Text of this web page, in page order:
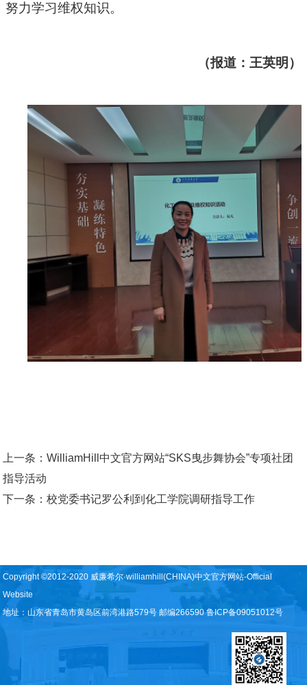
努力学习维权知识。
（报道：王英明）
上一条：WilliamHill中文官方网站“SKS曳步舞协会”专项社团
指导活动
下一条：校党委书记罗公利到化工学院调研指导工作
Copyright ©2012-2020 威廉希尔·williamhill(CHINA)中文官方网站-Official
Website
地址：山东省青岛市黄岛区前湾港路579号 邮编266590 鲁ICP备09051012号